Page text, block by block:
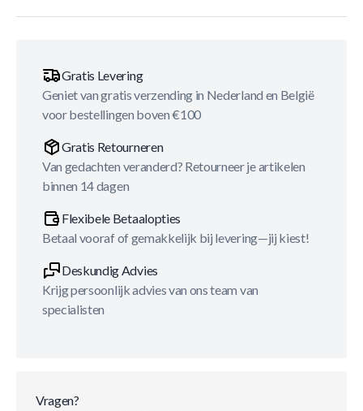
Gratis Levering
Geniet van gratis verzending in Nederland en België
voor bestellingen boven €100
Gratis Retourneren
Van gedachten veranderd? Retourneer je artikelen
binnen 14 dagen
Flexibele Betaalopties
Betaal vooraf of gemakkelijk bij levering—jij kiest!
Deskundig Advies
Krijg persoonlijk advies van ons team van
specialisten
Vragen?